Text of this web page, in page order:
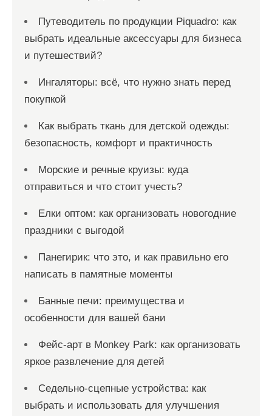
Путеводитель по продукции Piquadro: как
выбрать идеальные аксессуары для бизнеса
и путешествий?
Ингаляторы: всё, что нужно знать перед
покупкой
Как выбрать ткань для детской одежды:
безопасность, комфорт и практичность
Морские и речные круизы: куда
отправиться и что стоит учесть?
Елки оптом: как организовать новогодние
праздники с выгодой
Панегирик: что это, и как правильно его
написать в памятные моменты
Банные печи: преимущества и
особенности для вашей бани
Фейс-арт в Monkey Park: как организовать
яркое развлечение для детей
Седельно-сцепные устройства: как
выбрать и использовать для улучшения